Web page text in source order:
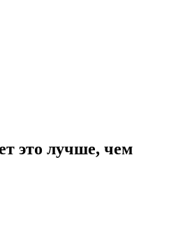
это лучше, чем